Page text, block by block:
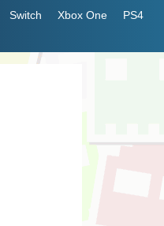
Switch Xbox One
PS4